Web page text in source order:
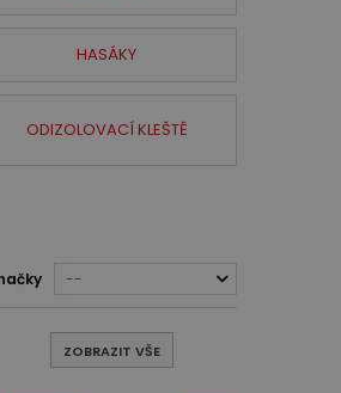
HASÁKY
ODIZOLOVACÍ KLEŠTĚ
--
ZOBRAZIT VŠE